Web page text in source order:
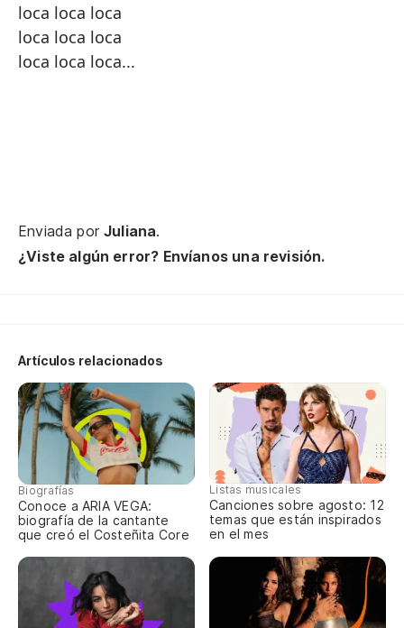
loca loca loca
loca loca loca
loca loca loca...
Enviada porJuliana.
¿Viste algún error? Envíanos una revisión.
Artículos relacionados
Biografías
Conoce a ARIA VEGA:
biografía de la cantante
que creó el Costeñita Core
Listas musicales
Canciones sobre agosto: 12
temas que están inspirados
en el mes